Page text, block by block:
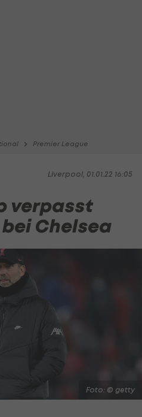
Premier League
Liverpool, 01.01.22 16:05
verpasst
Chelsea
Foto: © getty